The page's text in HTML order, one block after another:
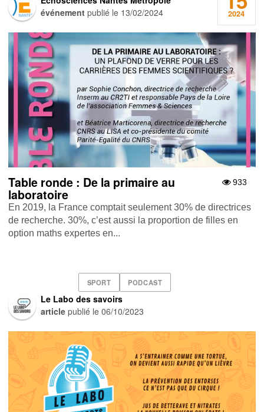
événement publié le 13/02/2024 2024
933
Table ronde : De la primaire au
laboratoire
En 2019, la France comptait seulement 30% de directrices
de recherche. 30%, c’est aussi la proportion de filles en
option maths expertes en...
SPORT PODCAST
Le Labo des savoirs
article publié le06/10/2023